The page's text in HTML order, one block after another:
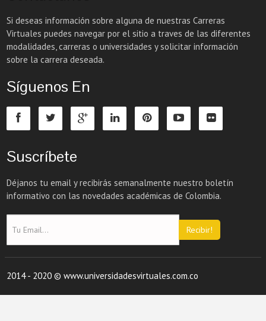
Si deseas información sobre alguna de nuestras Carreras
Virtuales puedes navegar por el sitio a traves de las diferentes
modalidades, carreras o universidades y solicitar información
sobre la carrera deseada.
Síguenos En
Suscríbete
Déjanos tu email y recibirás semanalmente nuestro boletín
informativo con las novedades académicas de Colombia.
Recibir!
2014 - 2020 © www.universidadesvirtuales.com.co